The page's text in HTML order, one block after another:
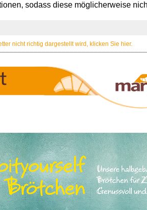
sodass diese möglicherweise